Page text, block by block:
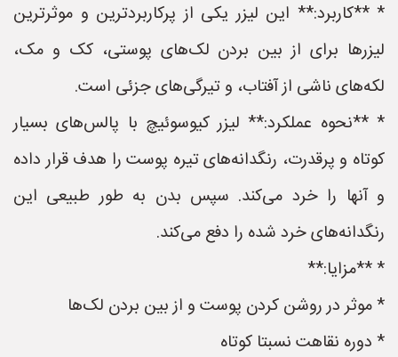
* **کاربرد:** این لیزر یکی از پرکاربردترین و موثرترین
لیزرها برای از بین بردن لک‌های پوستی، کک و مک،
لکه‌های ناشی از آفتاب، و تیرگی‌های جزئی است.
* **نحوه عملکرد:** لیزر کیوسوئیچ با پالس‌های بسیار
کوتاه و پرقدرت، رنگدانه‌های تیره پوست را هدف قرار داده
و آنها را خرد می‌کند. سپس بدن به طور طبیعی این
رنگدانه‌های خرد شده را دفع می‌کند.
* **مزایا:**
* موثر در روشن کردن پوست و از بین بردن لک‌ها
* دوره نقاهت نسبتا کوتاه